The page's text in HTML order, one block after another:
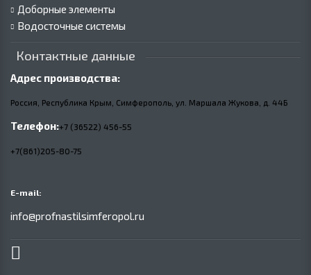
Доборные элементы
Водосточные системы
Контактные данные
Адрес производства:
Россия, Республика Крым, Симферополь, ул. Маршала Жукова, д. 44Б
Телефон:+7 (36522) 456-55
+7(861)205-80-75
E-mail:
info@profnastilsimferopol.ru